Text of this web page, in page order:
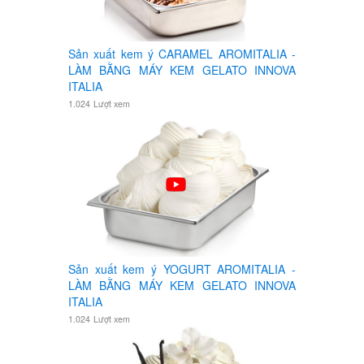
Sản xuất kem ý CARAMEL AROMITALIA -
LÀM BẰNG MÁY KEM GELATO INNOVA
ITALIA
1.024 Lượt xem
Sản xuất kem ý YOGURT AROMITALIA -
LÀM BẰNG MÁY KEM GELATO INNOVA
ITALIA
1.024 Lượt xem